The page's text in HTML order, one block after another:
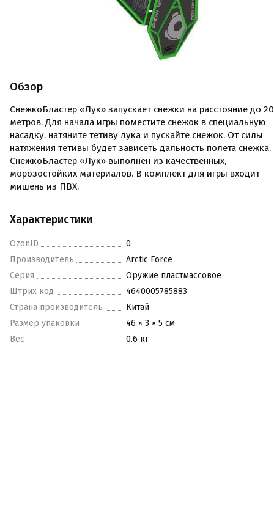
Обзор
СнежкоБластер «Лук» запускает снежки на расстояние до 20
метров. Для начала игры поместите снежок в специальную
насадку, натяните тетиву лука и пускайте снежок. От силы
натяжения тетивы будет зависеть дальность полета снежка.
СнежкоБластер «Лук» выполнен из качественных,
морозостойких материалов. В комплект для игры входит
мишень из ПВХ.
Характеристики
OzonID
0
Производитель
Arctic Force
Серия
Оружие пластмассовое
Штрих код
4640005785883
Страна производитель
Китай
Размер упаковки
46 × 3 × 5 см
Вес
0.6 кг